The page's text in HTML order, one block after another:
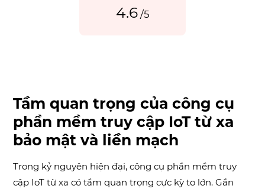
4.6/5
Tầm quan trọng của công cụ
phần mềm truy cập IoT từ xa
bảo mật và liền mạch
Trong kỷ nguyên hiện đại, công cụ phần mềm truy
cập IoT từ xa có tầm quan trọng cực kỳ to lớn. Gần